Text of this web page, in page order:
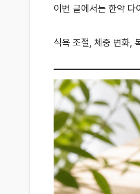
이번 글에서는 한약 다
식욕 조절, 체중 변화,